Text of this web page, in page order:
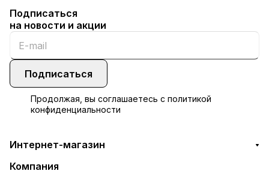
Подписаться
на новости и акции
Подписаться
Продолжая, вы соглашаетесь с политикой
конфиденциальности
Интернет-магазин
Компания